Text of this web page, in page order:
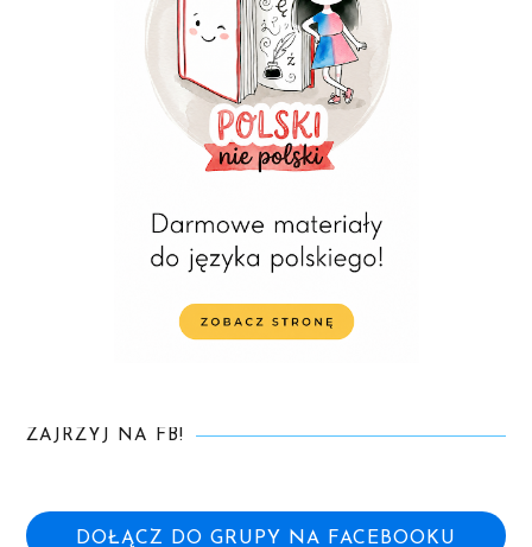
ZAJRZYJ NA FB!
DOŁĄCZ DO GRUPY NA FACEBOOKU